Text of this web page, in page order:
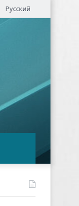
Русский